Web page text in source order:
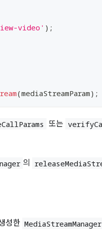
video' ) ;
(mediaStreamParam) ;
또는
의
성한 MediaStreamManager